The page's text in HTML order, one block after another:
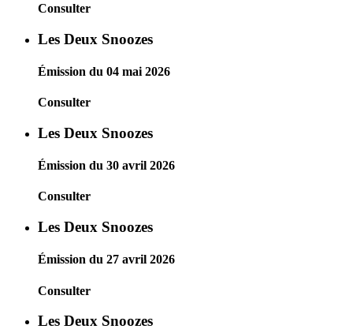
Consulter
Les Deux Snoozes
Émission du 04 mai 2026
Consulter
Les Deux Snoozes
Émission du 30 avril 2026
Consulter
Les Deux Snoozes
Émission du 27 avril 2026
Consulter
Les Deux Snoozes